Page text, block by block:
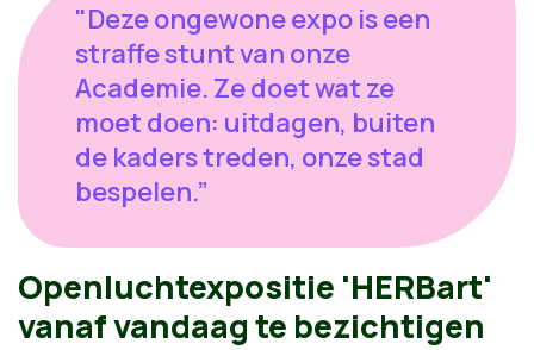
"Deze ongewone expo is een
straffe stunt van onze
Academie. Ze doet wat ze
moet doen: uitdagen, buiten
de kaders treden, onze stad
bespelen.”
Openluchtexpositie 'HERBart'
vanaf vandaag te bezichtigen